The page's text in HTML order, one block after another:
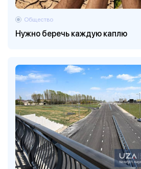
Нужно беречь каждую каплю
Общество